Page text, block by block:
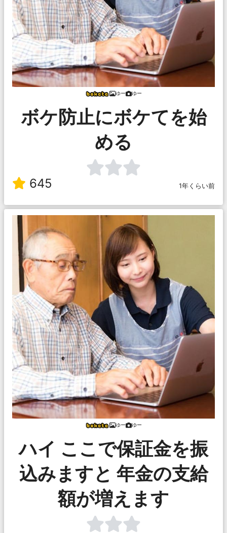
ゆー ゆー
ボケ防止にボケてを始
める
645 1年くらい前
ゆー ゆー
ハイ ここで保証金を振
込みますと 年金の支給
額が増えます